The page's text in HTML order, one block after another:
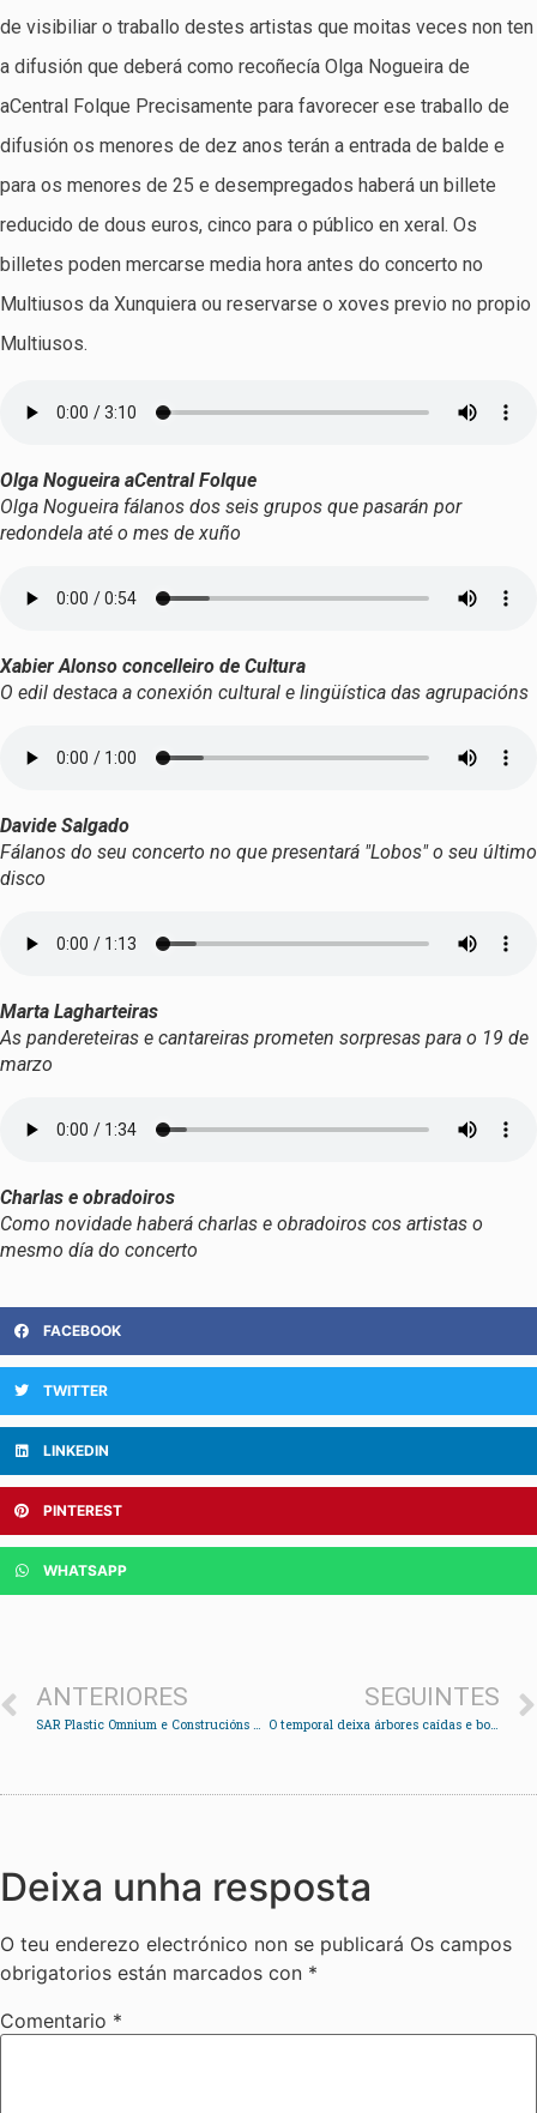
de visibiliar o traballo destes artistas que moitas veces non ten
a difusión que deberá como recoñecía Olga Nogueira de
aCentral Folque Precisamente para favorecer ese traballo de
difusión os menores de dez anos terán a entrada de balde e
para os menores de 25 e desempregados haberá un billete
reducido de dous euros, cinco para o público en xeral. Os
billetes poden mercarse media hora antes do concerto no
Multiusos da Xunquiera ou reservarse o xoves previo no propio
Multiusos.
Olga Nogueira aCentral Folque
Olga Nogueira fálanos dos seis grupos que pasarán por
redondela até o mes de xuño
Xabier Alonso concelleiro de Cultura
O edil destaca a conexión cultural e lingüística das agrupacións
Davide Salgado
Fálanos do seu concerto no que presentará "Lobos" o seu último
disco
Marta Lagharteiras
As pandereteiras e cantareiras prometen sorpresas para o 19 de
marzo
Charlas e obradoiros
Como novidade haberá charlas e obradoiros cos artistas o
mesmo día do concerto
FACEBOOK
TWITTER
LINKEDIN
PINTEREST
WHATSAPP
ANTERIORES
SAR Plastic Omnium e Construcións Castro Chapela mídense no derbi do balonmán local
SEGUINTES
O temporal deixa árbores caídas e bolsas de auga en varias estradas de Redondela
Deixa unha resposta
O teu enderezo electrónico non se publicará Os campos
obrigatorios están marcados con *
Comentario *